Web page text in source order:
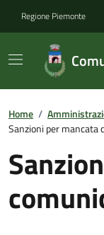
Regione Piemonte
Home /
Sanzioni per mancata